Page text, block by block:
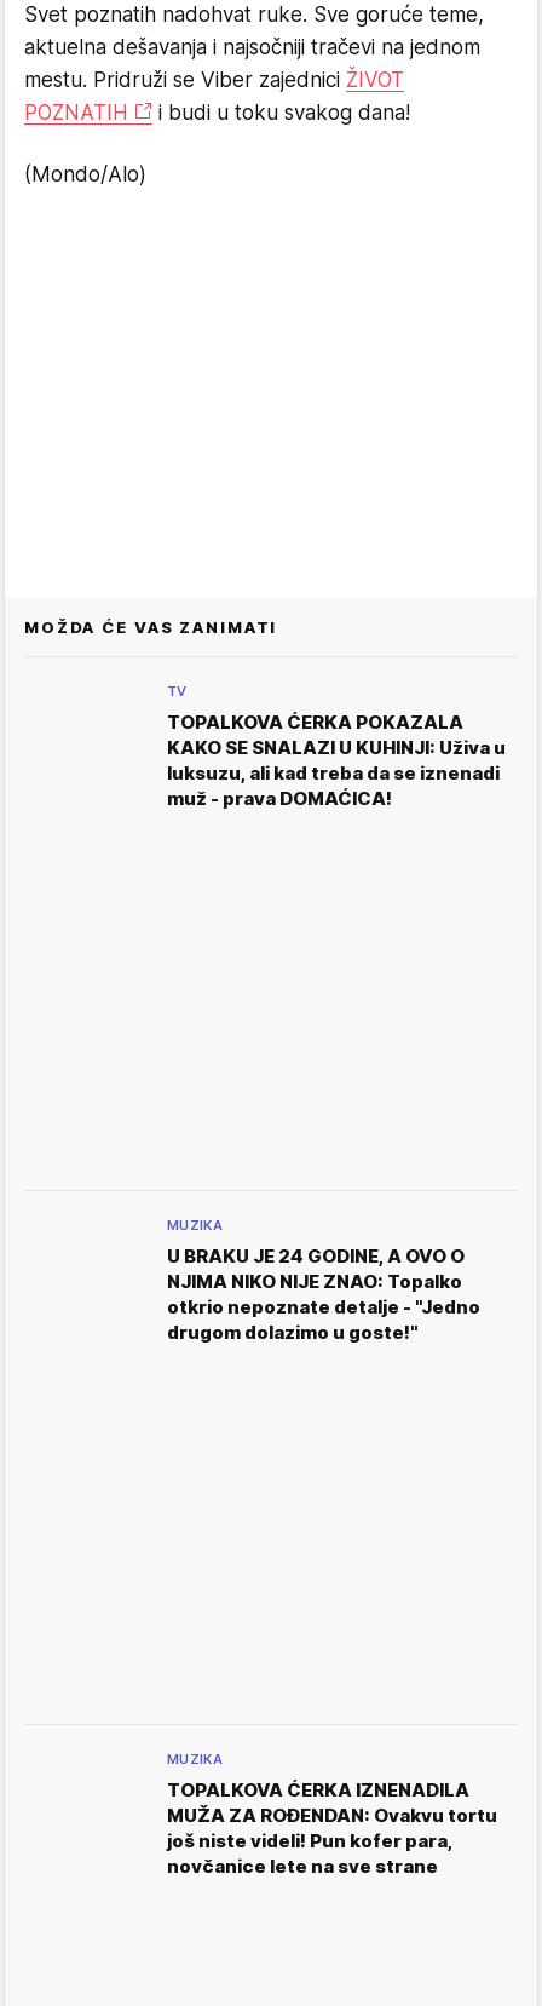
Svet poznatih nadohvat ruke. Sve goruće teme,
aktuelna dešavanja i najsočniji tračevi na jednom
mestu. Pridruži se Viber zajednici ŽIVOT
POZNATIH
i budi u toku svakog dana!
(Mondo/Alo)
MOŽDA ĆE VAS ZANIMATI
TV
TOPALKOVA ĆERKA POKAZALA
KAKO SE SNALAZI U KUHINJI: Uživa u
luksuzu, ali kad treba da se iznenadi
muž - prava DOMAĆICA!
MUZIKA
U BRAKU JE 24 GODINE, A OVO O
NJIMA NIKO NIJE ZNAO: Topalko
otkrio nepoznate detalje - "Jedno
drugom dolazimo u goste!"
MUZIKA
TOPALKOVA ĆERKA IZNENADILA
MUŽA ZA ROĐENDAN: Ovakvu tortu
još niste videli! Pun kofer para,
novčanice lete na sve strane